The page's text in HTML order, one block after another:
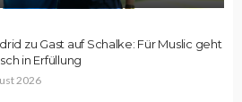
zu Gast auf Schalke: Für Muslic geht
in Erfüllung
2026